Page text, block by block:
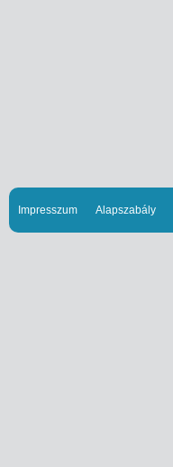
Impresszum Alapszabály